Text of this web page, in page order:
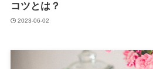
コツとは？
2023-06-02